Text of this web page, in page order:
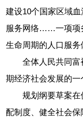
建设10个国家区域
服务网络……一项项
生命周期的人口服务
全体人民共同富
期经济社会发展的一
规划纲要草案
配制度、健全社会保